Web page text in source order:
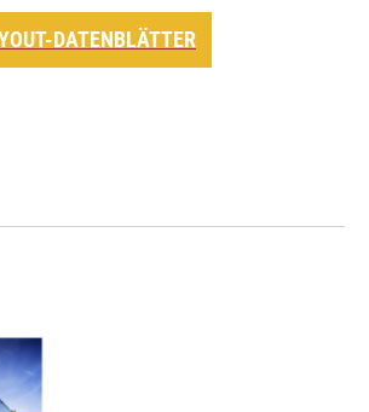
DATENBLÄTTER